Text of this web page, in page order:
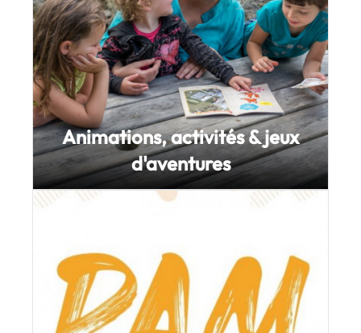
Animations, activités & jeux
d'aventures